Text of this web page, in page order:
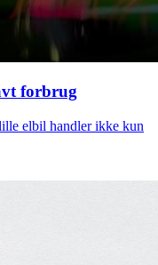
forbrug
elbil handler ikke kun